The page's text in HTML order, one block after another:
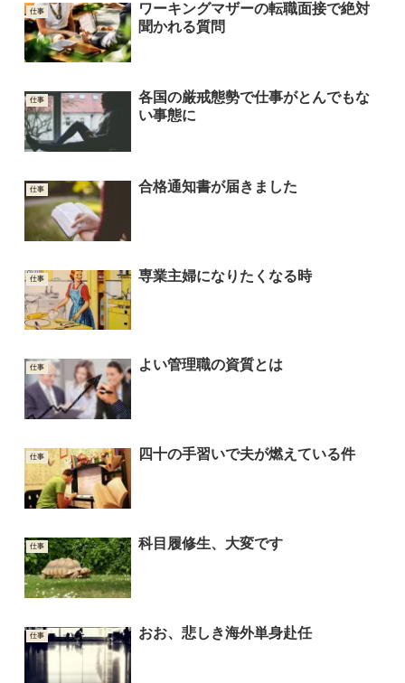
仕事
ワーキングマザーの転職面接で絶対
聞かれる質問
仕事
各国の厳戒態勢で仕事がとんでもな
い事態に
仕事 合格通知書が届きました
仕事 専業主婦になりたくなる時
仕事 よい管理職の資質とは
仕事 四十の手習いで夫が燃えている件
仕事 科目履修生、大変です
仕事 おお、悲しき海外単身赴任